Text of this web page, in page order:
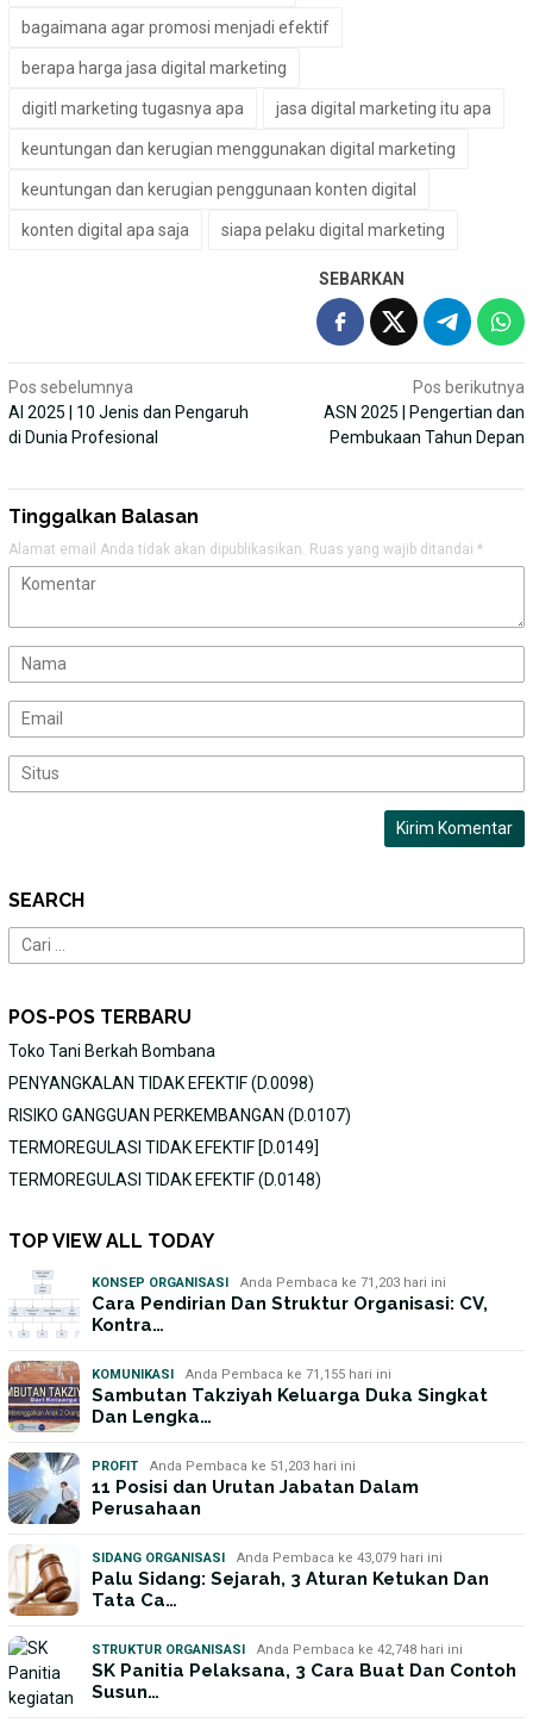
bagaimana agar promosi menjadi efektif
berapa harga jasa digital marketing
digitl marketing tugasnya apa jasa digital marketing itu apa
keuntungan dan kerugian menggunakan digital marketing
keuntungan dan kerugian penggunaan konten digital
konten digital apa saja siapa pelaku digital marketing
SEBARKAN
Navigasi
pos
Pos sebelumnya
AI 2025 | 10 Jenis dan Pengaruh
di Dunia Profesional
Pos berikutnya
ASN 2025 | Pengertian dan
Pembukaan Tahun Depan
Tinggalkan Balasan
Alamat email Anda tidak akan dipublikasikan. Ruas yang wajib ditandai *
SEARCH
Cari
untuk:
POS-POS TERBARU
Toko Tani Berkah Bombana
PENYANGKALAN TIDAK EFEKTIF (D.0098)
RISIKO GANGGUAN PERKEMBANGAN (D.0107)
TERMOREGULASI TIDAK EFEKTIF [D.0149]
TERMOREGULASI TIDAK EFEKTIF (D.0148)
TOP VIEW ALL TODAY
KONSEP ORGANISASI Anda Pembaca ke 71,203 hari ini
Cara Pendirian Dan Struktur Organisasi: CV,
Kontra…
KOMUNIKASI Anda Pembaca ke 71,155 hari ini
Sambutan Takziyah Keluarga Duka Singkat
Dan Lengka…
PROFIT Anda Pembaca ke 51,203 hari ini
11 Posisi dan Urutan Jabatan Dalam
Perusahaan
SIDANG ORGANISASI Anda Pembaca ke 43,079 hari ini
Palu Sidang: Sejarah, 3 Aturan Ketukan Dan
Tata Ca…
STRUKTUR ORGANISASI Anda Pembaca ke 42,748 hari ini
SK Panitia Pelaksana, 3 Cara Buat Dan Contoh
Susun…